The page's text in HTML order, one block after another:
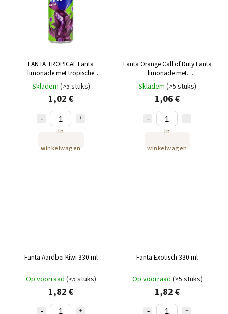
FANTA TROPICAL Fanta
limonade met tropische
fruitsmaak 250 ml
Skladem (>5 stuks)
1,02 €
In
winkelwagen
Fanta Orange Call of Duty Fanta
limonade met
sinaasappelsmaak 250 ml
Skladem (>5 stuks)
1,06 €
In
winkelwagen
Fanta Aardbei Kiwi 330 ml
Op voorraad (>5 stuks)
1,82 €
Fanta Exotisch 330 ml
Op voorraad (>5 stuks)
1,82 €